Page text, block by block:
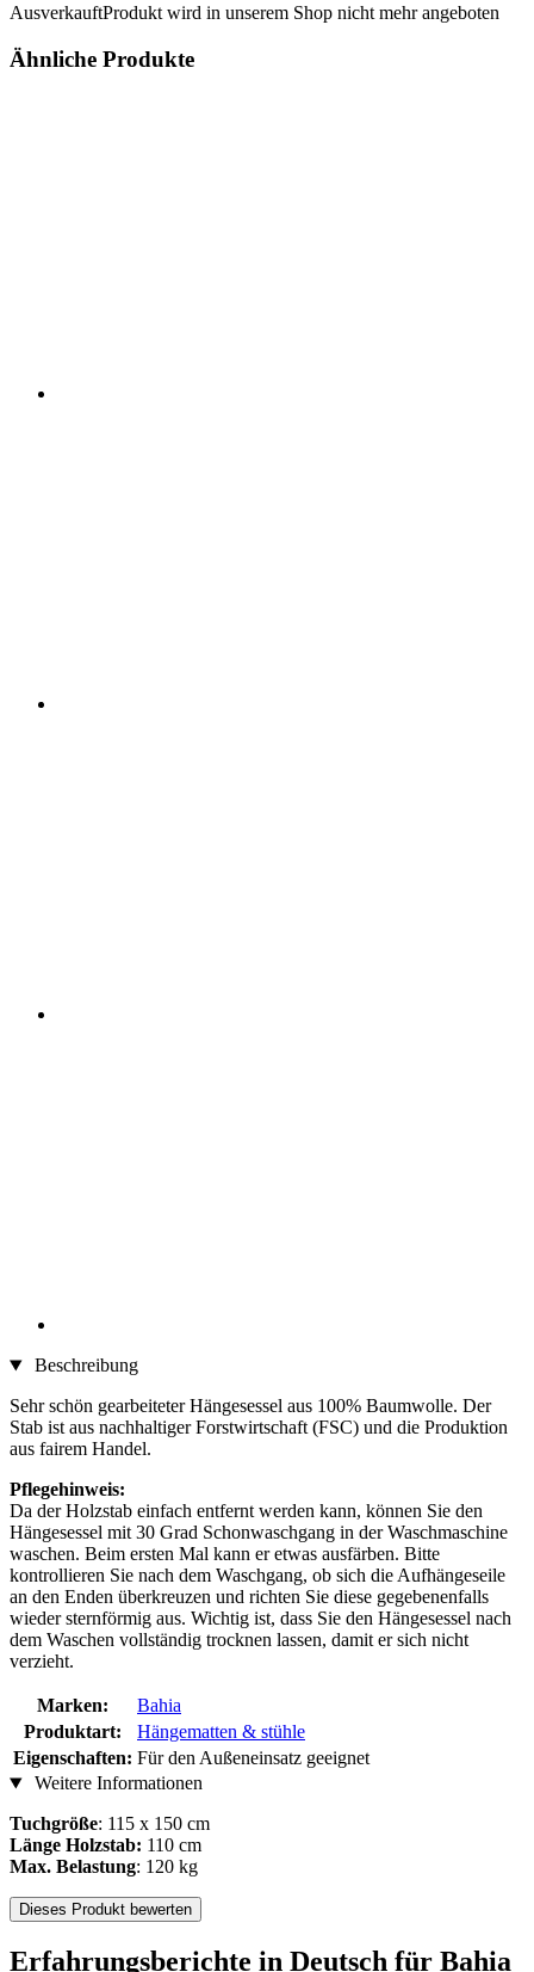
AusverkauftProdukt wird in unserem Shop nicht mehr angeboten
Ähnliche Produkte
Beschreibung
Sehr schön gearbeiteter Hängesessel aus 100% Baumwolle. Der
Stab ist aus nachhaltiger Forstwirtschaft (FSC) und die Produktion
aus fairem Handel.
Pflegehinweis:
Da der Holzstab einfach entfernt werden kann, können Sie den
Hängesessel mit 30 Grad Schonwaschgang in der Waschmaschine
waschen. Beim ersten Mal kann er etwas ausfärben. Bitte
kontrollieren Sie nach dem Waschgang, ob sich die Aufhängeseile
an den Enden überkreuzen und richten Sie diese gegebenenfalls
wieder sternförmig aus. Wichtig ist, dass Sie den Hängesessel nach
dem Waschen vollständig trocknen lassen, damit er sich nicht
verzieht.
Marken:
Bahia
Produktart:
Hängematten & stühle
Eigenschaften: Für den Außeneinsatz geeignet
Weitere Informationen
Tuchgröße: 115 x 150 cm
Länge Holzstab: 110 cm
Max. Belastung: 120 kg
Dieses Produkt bewerten
Erfahrungsberichte in Deutsch für Bahia